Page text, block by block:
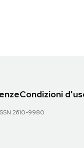
Condizioni
2610-9980